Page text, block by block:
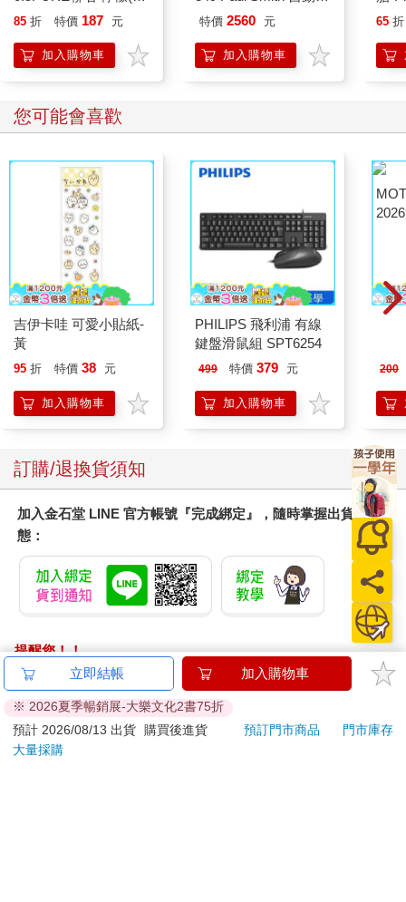
受這個消息，但還是極力維持鎮定地安慰我。突然，媽媽出現在
我的臥室門口，爸爸依舊一動也不動地坐在床邊，什麼也沒做、
什麼也沒說，只是看著地板。
個人是誰？」我用假名儲存怡菲的聯絡資訊。我看到媽媽怒火中
歲。我什麼也沒說，媽媽繼續查看手機。接下來的一句話，徹底
改變了我之後的一切。
「滾，」媽媽的聲音充滿怨毒：「滾出去，給我滾！」
媽媽繼續看我的手機，完全沒有抬頭。她這句話的意思難道是要
我滾出家門？她接著說：「艾莉克絲，把妳要用的東西全部都帶
走，不然妳下次回來，東西都會在前院的垃圾袋裡。」我整個人
愣住，簡直不敢相信會聽見這句話。媽媽站在原地哭，氣得狠狠
抓住我的手機。我照著她的話做，拿起繡著我名字縮寫的黑色背
包，又從衣櫃拿出幾件短褲與T恤，再去浴室拿我的牙刷與化妝
床的邊緣，媽媽則是在我的房間哭泣。我覺得自己快要吐出來，
但雙腿還是繼續往前走，一路走到艾希利家。我的心情差到說不
她借手機打給碧安娜，自己被爸媽趕出家門，拜託她來接我。接
著又對艾希利說，讓我一個人暫時靜一靜。我走進浴室把門關
上，打電話給怡菲，她在開車途中接到電話，我聽見電話那頭傳
來的沙漠風聲。
「我跟爸媽說我喜歡女生。」
「啊，慘了。他們怎麼說？」
「天哪。」
怡菲不說話了，我聽見她把車子停在路邊。我們沉默一會兒，她
量)
85 折 特價 187 元
加入購物車
筆 ED.5 條紋銀
特價 2560 元
加入購物車
添加
乳/
光
65 折
您可能會喜歡
吉伊卡哇 可愛小貼紙-
黃
95 折 特價 38 元
加入購物車
PHILIPS 飛利浦 有線
鍵盤滑鼠組 SPT6254
499 特價 379 元
加入購物車
200
訂購/退換貨須知
加入金石堂 LINE 官方帳號『完成綁定』，隨時掌握出貨動
態：
提醒您！！
金石堂及銀行均不會請您操作ATM! 如接獲電話要求您前往
ATM提款機，請不要聽從指示，以免受騙上當！
退換貨須知：
**提醒您，鑑賞期不等於試用期，退回商品須為全新狀態**
立即結帳 加入購物車
※ 2026夏季暢銷展-大樂文化2書75折
預計 2026/08/13 出貨
購買後進貨 預訂門市商品
門市庫存
大量採購